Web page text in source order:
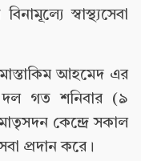
স্বাস্থ্যসেবা
আহমেদ এর
দল গত শনিবার (৯
কেন্দ্রে সকাল
প্রদান করে।